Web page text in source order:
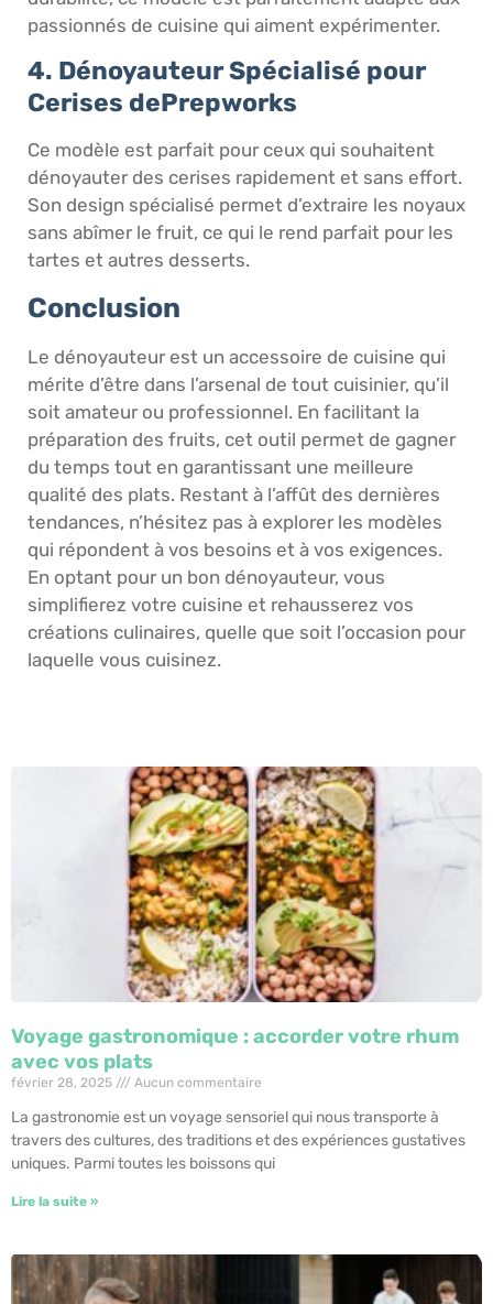
passionnés de cuisine qui aiment expérimenter.
4. Dénoyauteur Spécialisé pour
Cerises dePrepworks
Ce modèle est parfait pour ceux qui souhaitent
dénoyauter des cerises rapidement et sans effort.
Son design spécialisé permet d’extraire les noyaux
sans abîmer le fruit, ce qui le rend parfait pour les
tartes et autres desserts.
Conclusion
Le dénoyauteur est un accessoire de cuisine qui
mérite d’être dans l’arsenal de tout cuisinier, qu’il
soit amateur ou professionnel. En facilitant la
préparation des fruits, cet outil permet de gagner
du temps tout en garantissant une meilleure
qualité des plats. Restant à l’affût des dernières
tendances, n’hésitez pas à explorer les modèles
qui répondent à vos besoins et à vos exigences.
En optant pour un bon dénoyauteur, vous
simplifierez votre cuisine et rehausserez vos
créations culinaires, quelle que soit l’occasion pour
laquelle vous cuisinez.
Voyage gastronomique : accorder votre rhum
avec vos plats
février 28, 2025 Aucun commentaire
La gastronomie est un voyage sensoriel qui nous transporte à
travers des cultures, des traditions et des expériences gustatives
uniques. Parmi toutes les boissons qui
Lire la suite »